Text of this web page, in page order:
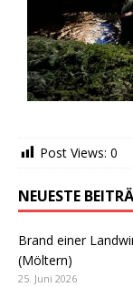
Post Views: 0
NEUESTE
Brand einer
(Möltern)
25. Juni 2026